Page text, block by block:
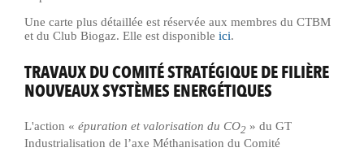
Une carte plus détaillée est réservée aux membres du CTBM
et du Club Biogaz. Elle est disponible ici.
TRAVAUX DU COMITÉ STRATÉGIQUE DE FILIÈRE
NOUVEAUX SYSTÈMES ENERGÉTIQUES
L'action « épuration et valorisation du CO2 » du GT
Industrialisation de l’axe Méthanisation du Comité